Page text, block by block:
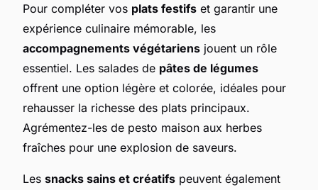
Pour compléter vos plats festifs et garantir une
expérience culinaire mémorable, les
accompagnements végétariens jouent un rôle
essentiel. Les salades de pâtes de légumes
offrent une option légère et colorée, idéales pour
rehausser la richesse des plats principaux.
Agrémentez-les de pesto maison aux herbes
fraîches pour une explosion de saveurs.
Les snacks sains et créatifs peuvent également